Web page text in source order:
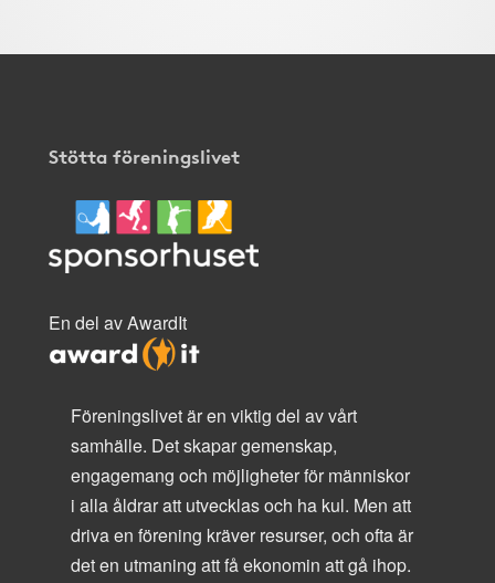
Stötta föreningslivet
En del av AwardIt
Föreningslivet är en viktig del av vårt
samhälle. Det skapar gemenskap,
engagemang och möjligheter för människor
i alla åldrar att utvecklas och ha kul. Men att
driva en förening kräver resurser, och ofta är
det en utmaning att få ekonomin att gå ihop.